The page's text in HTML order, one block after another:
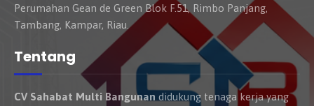
Perumahan Gean de Green Blok F.51, Rimbo Panjang,
Tambang, Kampar, Riau.
Tentang
CV Sahabat Multi Bangunan didukung tenaga kerja yang